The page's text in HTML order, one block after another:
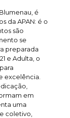
é
da APAN: é o
são
se
preparada
e Adulta, o
excelência.
em
uma
coletivo,